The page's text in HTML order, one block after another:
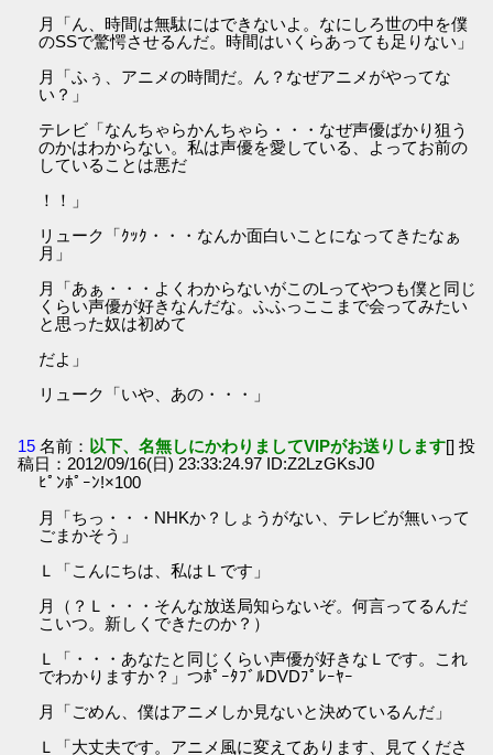
月「ん、時間は無駄にはできないよ。なにしろ世の中を僕
のSSで驚愕させるんだ。時間はいくらあっても足りない」
月「ふぅ、アニメの時間だ。ん？なぜアニメがやってな
い？」
テレビ「なんちゃらかんちゃら・・・なぜ声優ばかり狙う
のかはわからない。私は声優を愛している、よってお前の
していることは悪だ
！！」
リューク「ｸｯｸ・・・なんか面白いことになってきたなぁ
月」
月「あぁ・・・よくわからないがこのLってやつも僕と同じ
くらい声優が好きなんだな。ふふっここまで会ってみたい
と思った奴は初めて
だよ」
リューク「いや、あの・・・」
15 名前： 以下、名無しにかわりましてVIPがお送りします[] 投
稿日：2012/09/16(日) 23:33:24.97 ID:Z2LzGKsJ0
ﾋﾟﾝﾎﾟｰﾝ!×100
月「ちっ・・・NHKか？しょうがない、テレビが無いって
ごまかそう」
Ｌ「こんにちは、私はＬです」
月（？Ｌ・・・そんな放送局知らないぞ。何言ってるんだ
こいつ。新しくできたのか？）
Ｌ「・・・あなたと同じくらい声優が好きなＬです。これ
でわかりますか？」つﾎﾟｰﾀﾌﾞﾙDVDﾌﾟﾚｰﾔｰ
月「ごめん、僕はアニメしか見ないと決めているんだ」
Ｌ「大丈夫です。アニメ風に変えてあります、見てくださ